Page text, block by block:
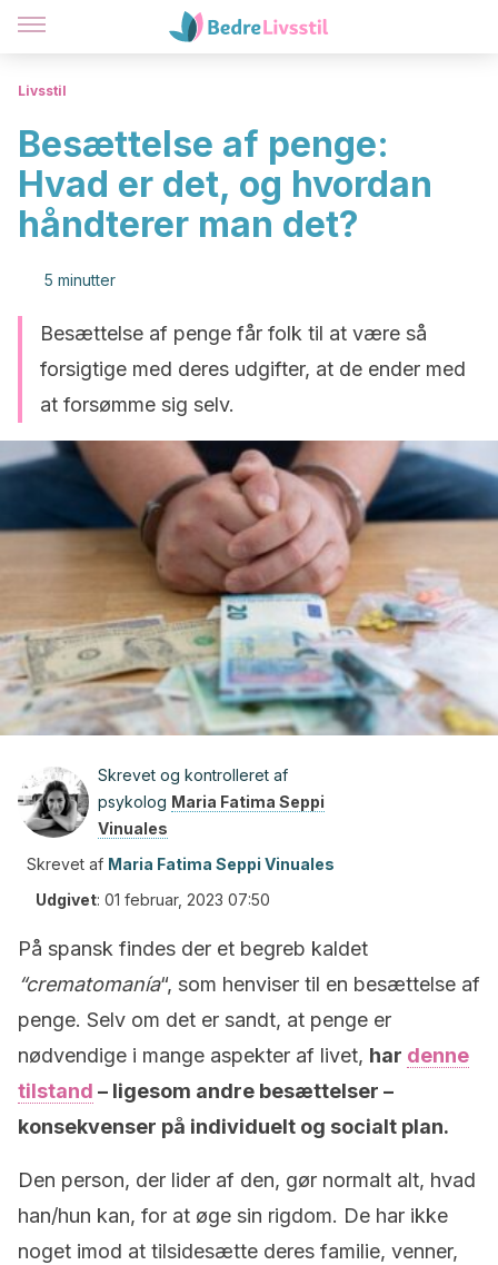
Livsstil
Besættelse af penge:
Hvad er det, og hvordan
håndterer man det?
5 minutter
Besættelse af penge får folk til at være så
forsigtige med deres udgifter, at de ender med
at forsømme sig selv.
Skrevet og kontrolleret af
psykolog Maria Fatima Seppi
Vinuales
Skrevet af Maria Fatima Seppi Vinuales
Udgivet: 01 februar, 2023 07:50
På spansk findes der et begreb kaldet
“crematomanía“, som henviser til en besættelse af
penge. Selv om det er sandt, at penge er
nødvendige i mange aspekter af livet, har denne
tilstand – ligesom andre besættelser –
konsekvenser på individuelt og socialt plan.
Den person, der lider af den, gør normalt alt, hvad
han/hun kan, for at øge sin rigdom. De har ikke
noget imod at tilsidesætte deres familie, venner,